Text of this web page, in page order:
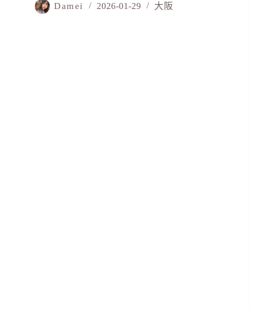
Damei 2026-01-29 大阪